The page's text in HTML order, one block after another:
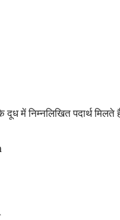
में निम्नलिखित पदार्थ